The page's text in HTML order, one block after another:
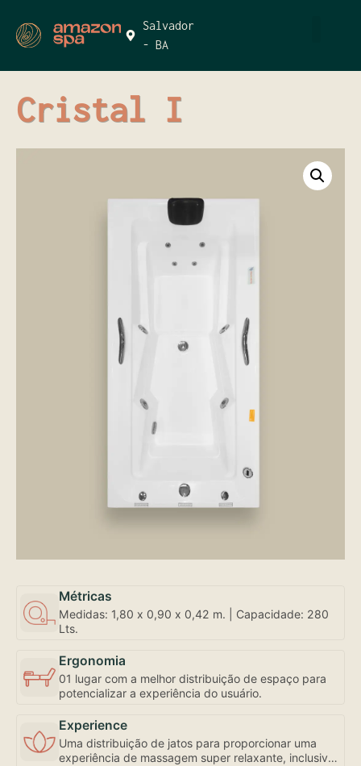
Salvador
- BA
Cristal I
Métricas
Medidas: 1,80 x 0,90 x 0,42 m. | Capacidade: 280
Lts.
Ergonomia
01 lugar com a melhor distribuição de espaço para
potencializar a experiência do usuário.
Experience
Uma distribuição de jatos para proporcionar uma
experiência de massagem super relaxante, inclusive